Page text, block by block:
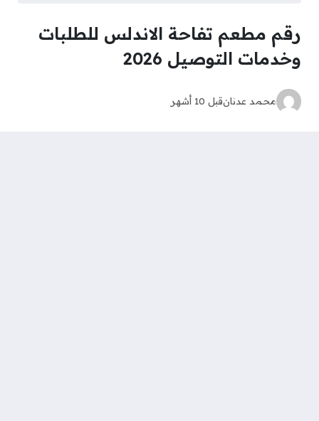
رقم مطعم تفاحة الاندلس للطلبات
وخدمات التوصيل 2026
محمد عدنانقبل 10 أشهر